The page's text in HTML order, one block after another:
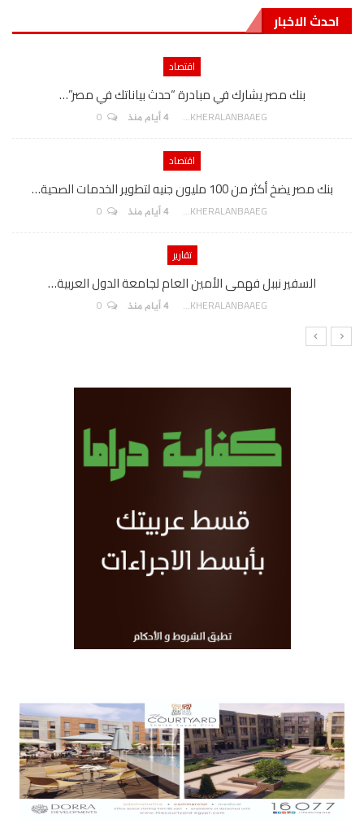
احدث الاخبار
اقتصاد
بنك مصر يشارك في مبادرة “حدث بياناتك في مصر”…
AKHERALANBAAEG 4 أيام منذ
اقتصاد
بنك مصر يضخ أكثر من 100 مليون جنيه لتطوير الخدمات الصحية…
AKHERALANBAAEG 4 أيام منذ
تقارير
السفير نببل فهمى الأمين العام لجامعة الدول العربية…
AKHERALANBAAEG 4 أيام منذ